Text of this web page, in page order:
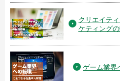
クリエイテ
ケティング
ゲーム業界